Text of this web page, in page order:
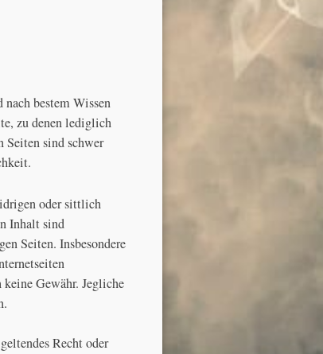
bestem Wissen
zu denen lediglich
sind schwer
oder sittlich
Inhalt sind
Seiten. Insbesondere
Gewähr. Jegliche
Recht oder